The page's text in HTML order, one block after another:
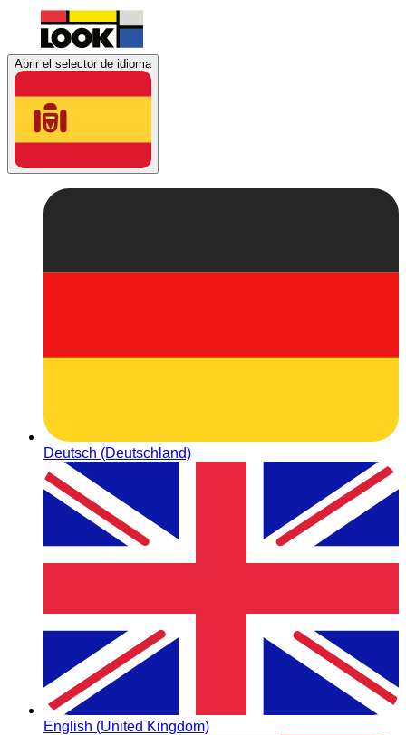
Abrir el selector de idioma
Deutsch (Deutschland)
English (United Kingdom)